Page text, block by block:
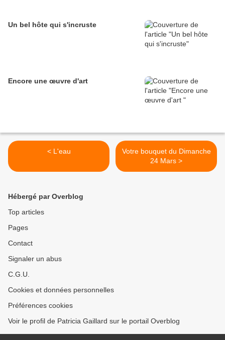
Un bel hôte qui s'incruste
Encore une œuvre d'art
< L'eau
Votre bouquet du Dimanche
24 Mars >
Hébergé par Overblog
Top articles
Pages
Contact
Signaler un abus
C.G.U.
Cookies et données personnelles
Préférences cookies
Voir le profil de Patricia Gaillard sur le portail Overblog